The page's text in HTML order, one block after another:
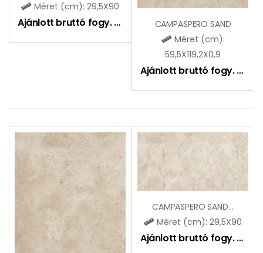
Méret (cm): 29,5X90
Ajánlott bruttó fogy. ár: 10990Ft
CAMPASPERO SAND
Méret (cm):
59,5X119,2X0,9
Ajánlott bruttó fogy. ár:
CAMPASPERO SAND DEKOR
Méret (cm): 29,5X90
Ajánlott bruttó fogy. ár: